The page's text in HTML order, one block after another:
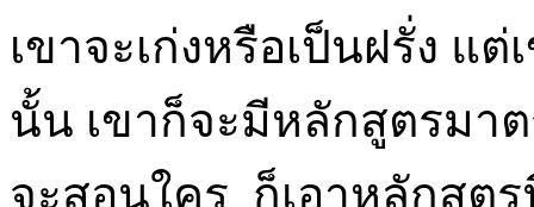
เขาจะเก่งหรือเป็นฝรั่ง แ
นั้น เขาก็จะมีหลักสูตรมา
จะสอนใคร ก็เอาหลักสูต